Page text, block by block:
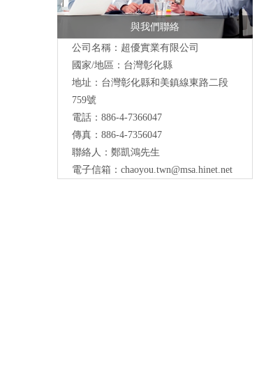
與我們聯絡
公司名稱：超優實業有限公司
國家/地區：台灣彰化縣
地址：台灣彰化縣和美鎮線東路二段
759號
電話：886-4-7366047
傳真：886-4-7356047
聯絡人：鄭凱鴻先生
電子信箱： chaoyou.twn@msa.hinet.net